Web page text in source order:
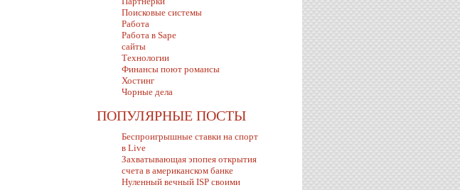
Поисковые системы
Работа
Работа в Sape
сайты
Технологии
Финансы поют романсы
Хостинг
Чорные дела
ПОПУЛЯРНЫЕ ПОСТЫ
Беспроигрышные ставки на спорт
в Live
Захватывающая эпопея открытия
счета в американском банке
Нуленный вечный ISP своими